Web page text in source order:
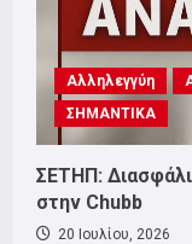
Αλληλεγγύη
ΣΗΜΑΝΤΙΚΑ
ΣΕΤΗΠ:
στην Chubb
20 Ιουλίου, 2026